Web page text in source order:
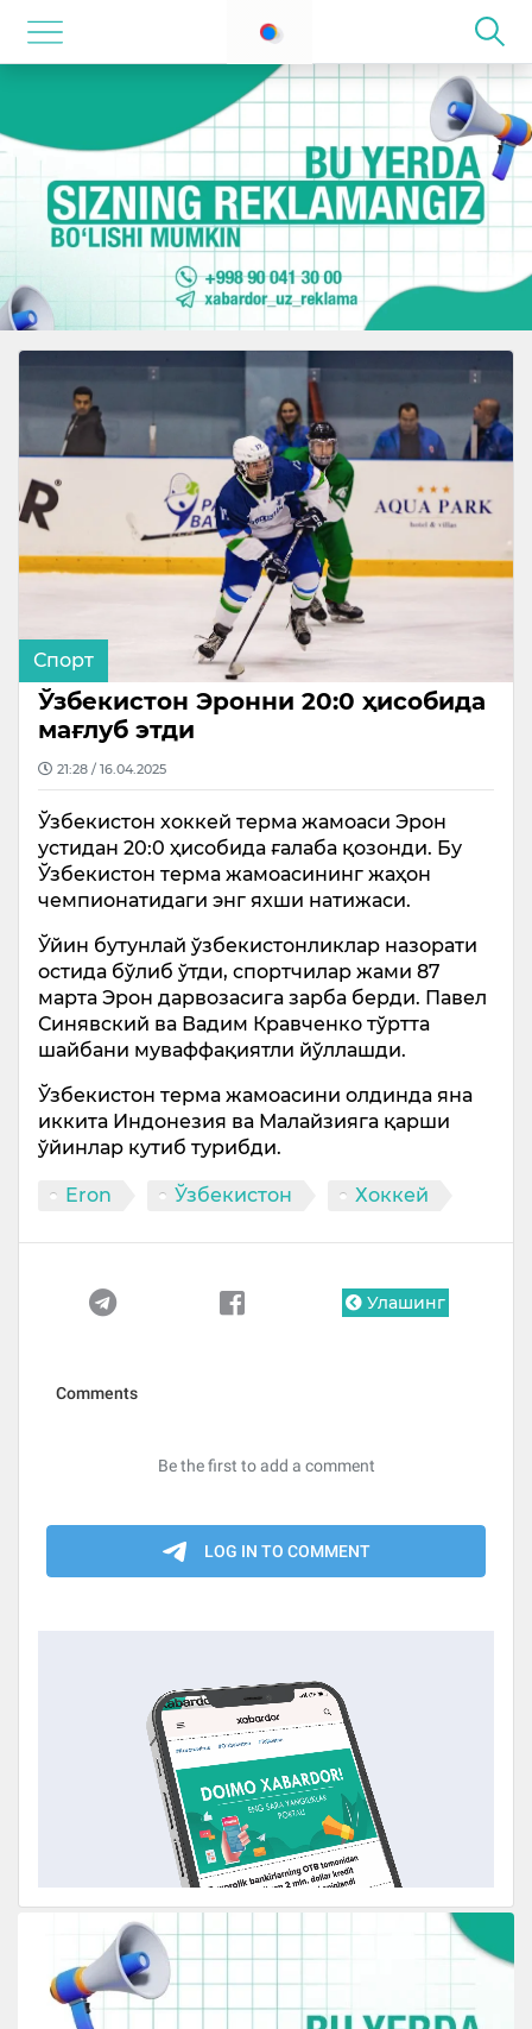
Спорт
Ўзбекистон Эронни 20:0 ҳисобида
мағлуб этди
21:28 / 16.04.2025
Ўзбекистон хоккей терма жамоаси Эрон
устидан 20:0 ҳисобида ғалаба қозонди. Бу
Ўзбекистон терма жамоасининг жаҳон
чемпионатидаги энг яхши натижаси.
Ўйин бутунлай ўзбекистонликлар назорати
остида бўлиб ўтди, спортчилар жами 87
марта Эрон дарвозасига зарба берди. Павел
Синявский ва Вадим Кравченко тўртта
шайбани муваффақиятли йўллашди.
Ўзбекистон терма жамоасини олдинда яна
иккита Индонезия ва Малайзияга қарши
ўйинлар кутиб турибди.
Eron Ўзбекистон Хоккей
Улашинг